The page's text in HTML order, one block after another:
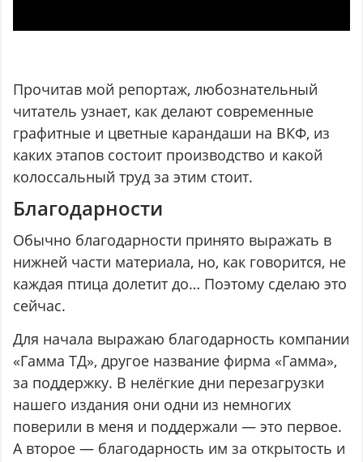
Прочитав мой репортаж, любознательный
читатель узнает, как делают современные
графитные и цветные карандаши на ВКФ, из
каких этапов состоит производство и какой
колоссальный труд за этим стоит.
Благодарности
Обычно благодарности принято выражать в
нижней части материала, но, как говорится, не
каждая птица долетит до… Поэтому сделаю это
сейчас.
Для начала выражаю благодарность компании
«Гамма ТД», другое название фирма «Гамма»,
за поддержку. В нелёгкие дни перезагрузки
нашего издания они одни из немногих
поверили в меня и поддержали — это первое.
А второе — благодарность им за открытость и